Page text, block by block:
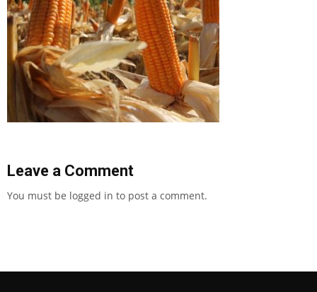
Leave a Comment
You must be logged in to post a comment.